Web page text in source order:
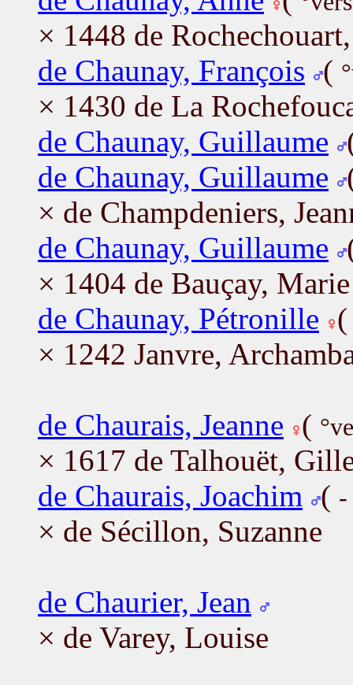
× 1448 de
de Chaunay, François (
× 1430 de La
de Chaunay, Guillaume
de Chaunay, Guillaume
× de Champdeniers,
de Chaunay, Guillaume
× 1404 de Bauçay, Marie
de Chaunay, Pétronille
× 1242 Janvre,
de Chaurais, Jeanne (
× 1617 de Talhouët,
de Chaurais, Joachim ( -
× de Sécillon, Suzanne
de Chaurier, Jean
× de Varey, Louise